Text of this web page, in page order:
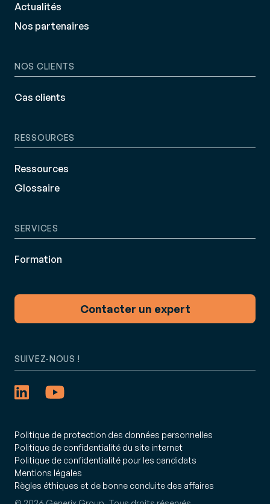
Actualités
Nos partenaires
NOS CLIENTS
Cas clients
RESSOURCES
Ressources
Glossaire
SERVICES
Formation
Contacter un expert
Politique de protection des données personnelles
Politique de confidentialité du site internet
Politique de confidentialité pour les candidats
Mentions légales
Règles éthiques et de bonne conduite des affaires
SUIVEZ-NOUS !